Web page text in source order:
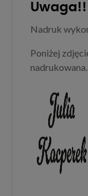
Uwaga!!
Nadruk
Poniżej
nadrukowana.